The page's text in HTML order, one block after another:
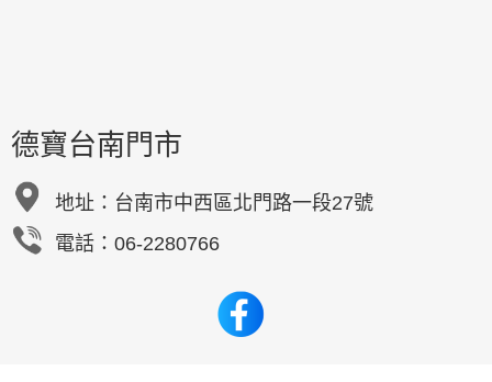
德寶台南門市
地址： 台南市中西區北門路一段27號
電話：06-2280766